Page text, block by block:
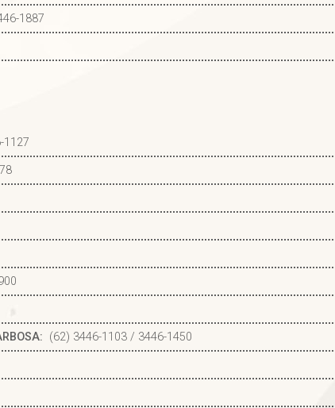
1887
1127
(62) 3446-1103 / 3446-1450